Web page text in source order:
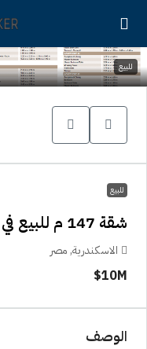
للبيع
للبيع
شقة 147 م للبيع في بالم هيلز الإسكندرية
الاسكندرية, مصر
10M$
الوصف